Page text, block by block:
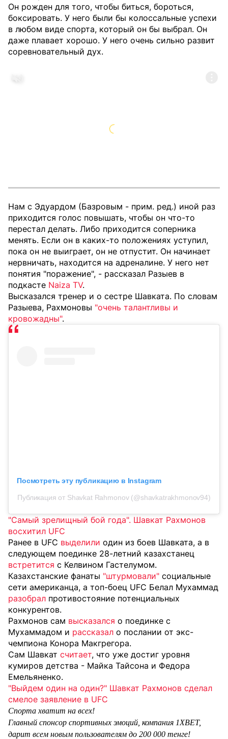
Он рожден для того, чтобы биться, бороться,
боксировать. У него были бы колоссальные успехи
в любом виде спорта, который он бы выбрал. Он
даже плавает хорошо. У него очень сильно развит
соревновательный дух.
Нам с Эдуардом (Базровым - прим. ред.) иной раз
приходится голос повышать, чтобы он что-то
перестал делать. Либо приходится соперника
менять. Если он в каких-то положениях уступил,
пока он не выиграет, он не отпустит. Он начинает
нервничать, находится на адреналине. У него нет
понятия "поражение", - рассказал Разыев в
подкасте Naiza TV.
Высказался тренер и о сестре Шавката. По словам
Разыева, Рахмоновы "очень талантливы и
кровожадны".
Посмотреть эту публикацию в Instagram
Публикация от Shavkat Rahmonov (@shavkatrakhmonov94)
"Самый зрелищный бой года". Шавкат Рахмонов
восхитил UFC
Ранее в UFC выделили один из боев Шавката, а в
следующем поединке 28-летний казахстанец
встретится с Келвином Гастелумом.
Казахстанские фанаты "штурмовали" социальные
сети американца, а топ-боец UFC Белал Мухаммад
разобрал противостояние потенциальных
конкурентов.
Рахмонов сам высказался о поединке с
Мухаммадом и рассказал о послании от экс-
чемпиона Конора Макгрегора.
Сам Шавкат считает, что уже достиг уровня
кумиров детства - Майка Тайсона и Федора
Емельяненко.
"Выйдем один на один?" Шавкат Рахмонов сделал
смелое заявление в UFC
Спорта хватит на всех!
Главный спонсор спортивных эмоций, компания 1XBET,
дарит всем новым пользователям до 200 000 тенге!